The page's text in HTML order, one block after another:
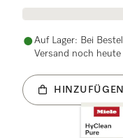
Auf Lager: Bei
Versand noch heute
HINZUFÜGEN